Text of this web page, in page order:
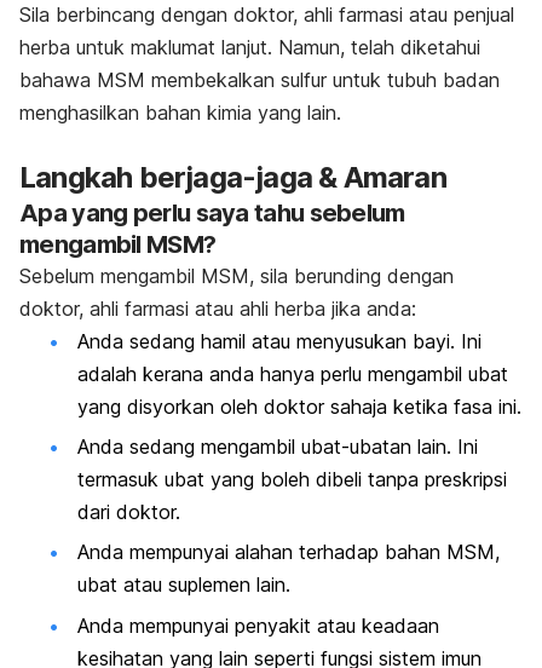
Sila berbincang dengan doktor, ahli farmasi atau penjual
herba untuk maklumat lanjut. Namun, telah diketahui
bahawa MSM membekalkan sulfur untuk tubuh badan
menghasilkan bahan kimia yang lain.
Langkah berjaga-jaga & Amaran
Apa yang perlu saya tahu sebelum
mengambil MSM?
Sebelum mengambil MSM, sila berunding dengan
doktor, ahli farmasi atau ahli herba jika anda:
Anda sedang hamil atau menyusukan bayi. Ini
adalah kerana anda hanya perlu mengambil ubat
yang disyorkan oleh doktor sahaja ketika fasa ini.
Anda sedang mengambil ubat-ubatan lain. Ini
termasuk ubat yang boleh dibeli tanpa preskripsi
dari doktor.
Anda mempunyai alahan terhadap bahan MSM,
ubat atau suplemen lain.
Anda mempunyai penyakit atau keadaan
kesihatan yang lain seperti fungsi sistem imun